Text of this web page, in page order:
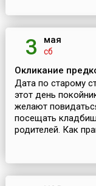
3 мая
сб
Окликание
Дата по старому
этот день
желают
посещать
родителей. Как